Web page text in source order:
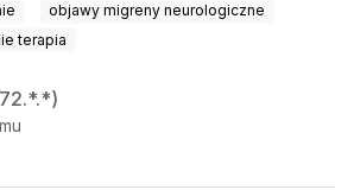
objawy migreny neurologiczne
terapia